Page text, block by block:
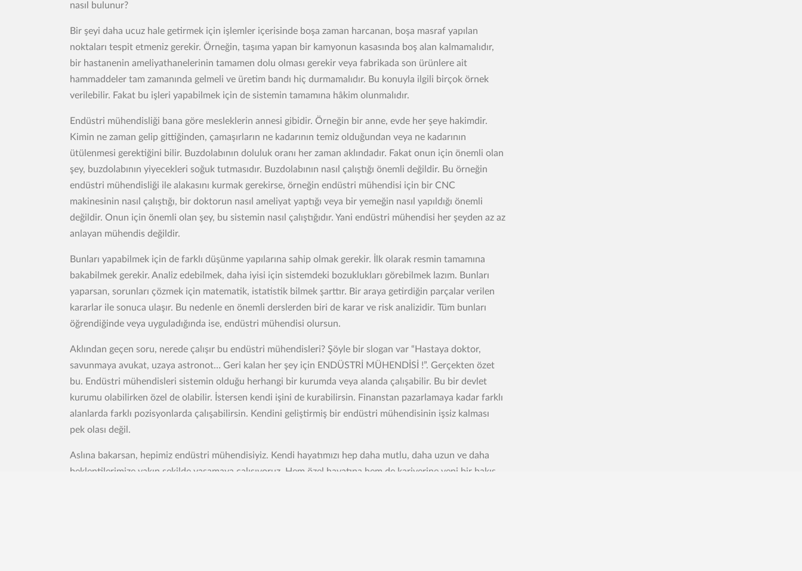
nasıl bulunur?
Bir şeyi daha ucuz hale getirmek için işlemler içerisinde boşa zaman harcanan, boşa masraf yapılan
noktaları tespit etmeniz gerekir. Örneğin, taşıma yapan bir kamyonun kasasında boş alan kalmamalıdır,
bir hastanenin ameliyathanelerinin tamamen dolu olması gerekir veya fabrikada son ürünlere ait
hammaddeler tam zamanında gelmeli ve üretim bandı hiç durmamalıdır. Bu konuyla ilgili birçok örnek
verilebilir. Fakat bu işleri yapabilmek için de sistemin tamamına hâkim olunmalıdır.
Endüstri mühendisliği bana göre mesleklerin annesi gibidir. Örneğin bir anne, evde her şeye hakimdir.
Kimin ne zaman gelip gittiğinden, çamaşırların ne kadarının temiz olduğundan veya ne kadarının
ütülenmesi gerektiğini bilir. Buzdolabının doluluk oranı her zaman aklındadır. Fakat onun için önemli olan
şey, buzdolabının yiyecekleri soğuk tutmasıdır. Buzdolabının nasıl çalıştığı önemli değildir. Bu örneğin
endüstri mühendisliği ile alakasını kurmak gerekirse, örneğin endüstri mühendisi için bir CNC
makinesinin nasıl çalıştığı, bir doktorun nasıl ameliyat yaptığı veya bir yemeğin nasıl yapıldığı önemli
değildir. Onun için önemli olan şey, bu sistemin nasıl çalıştığıdır. Yani endüstri mühendisi her şeyden az az
anlayan mühendis değildir.
Bunları yapabilmek için de farklı düşünme yapılarına sahip olmak gerekir. İlk olarak resmin tamamına
bakabilmek gerekir. Analiz edebilmek, daha iyisi için sistemdeki bozuklukları görebilmek lazım. Bunları
yaparsan, sorunları çözmek için matematik, istatistik bilmek şarttır. Bir araya getirdiğin parçalar verilen
kararlar ile sonuca ulaşır. Bu nedenle en önemli derslerden biri de karar ve risk analizidir. Tüm bunları
öğrendiğinde veya uyguladığında ise, endüstri mühendisi olursun.
Aklından geçen soru, nerede çalışır bu endüstri mühendisleri? Şöyle bir slogan var “Hastaya doktor,
savunmaya avukat, uzaya astronot… Geri kalan her şey için ENDÜSTRİ MÜHENDİSİ !”. Gerçekten özet
bu. Endüstri mühendisleri sistemin olduğu herhangi bir kurumda veya alanda çalışabilir. Bu bir devlet
kurumu olabilirken özel de olabilir. İstersen kendi işini de kurabilirsin. Finanstan pazarlamaya kadar farklı
alanlarda farklı pozisyonlarda çalışabilirsin. Kendini geliştirmiş bir endüstri mühendisinin işsiz kalması
pek olası değil.
Aslına bakarsan, hepimiz endüstri mühendisiyiz. Kendi hayatımızı hep daha mutlu, daha uzun ve daha
beklentilerimize yakın şekilde yaşamaya çalışıyoruz. Hem özel hayatına hem de kariyerine yeni bir bakış